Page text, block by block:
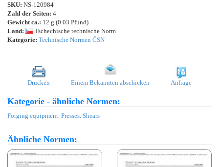
SKU: NS-120984
Zahl der Seiten: 4
Gewicht ca.: 12 g (0.03 Pfund)
Land:
Tschechische technische Norm
Kategorie: Technische Normen ČSN
Drucken Einem Bekannten abschicken Anfrage
Kategorie - ähnliche Normen:
Forging equipment. Presses. Shears
Ähnliche Normen: